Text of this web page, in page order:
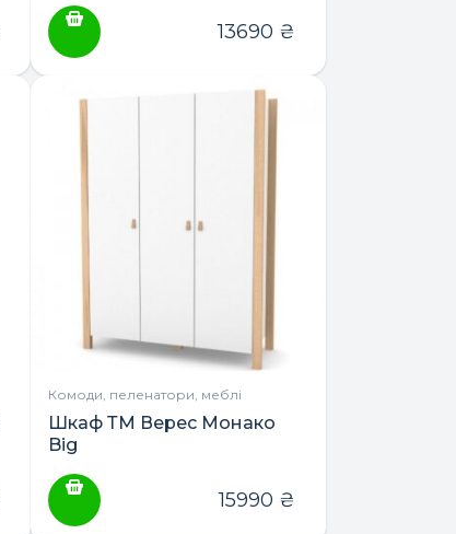
13690 ₴
Комоди, пеленатори, меблі
Шкаф ТМ Верес Монако
Big
15990 ₴